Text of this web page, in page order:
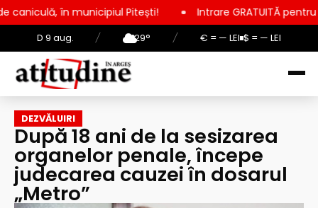
D 9 aug. / 29° / € = — LEI $ = — LEI
Pitești! Intrare GRATUITĂ pentru copii, elevi și
DEZVĂLUIRI
După 18 ani de la sesizarea
organelor penale, începe
judecarea cauzei în dosarul
„Metro”